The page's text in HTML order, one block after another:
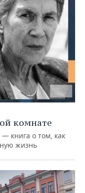
комнате
книга о том, как
жизнь